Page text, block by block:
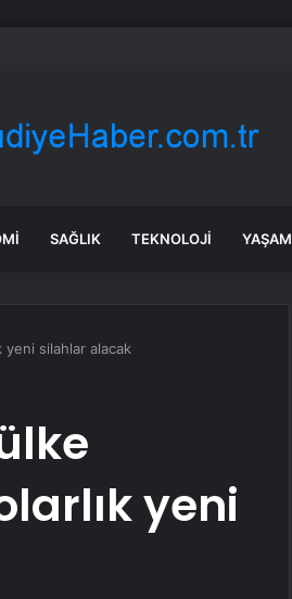
tebrik mesajı
SAĞLIK TEKNOLOJI YAŞAM
yeni silahlar alacak
yeni